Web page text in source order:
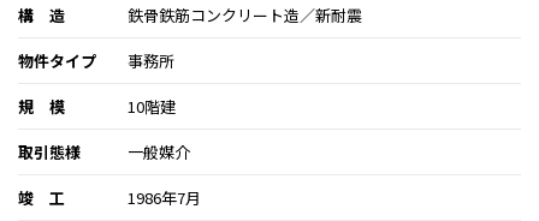
構 造
鉄骨鉄筋コンクリート造／新耐震
物件タイプ
事務所
規 模
10階建
取引態様
一般媒介
竣 工
1986年7月